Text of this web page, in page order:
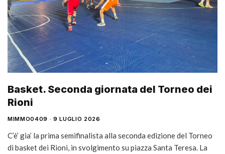
Basket. Seconda giornata del Torneo dei
Rioni
MIMMO0409 9 LUGLIO 2026
C’è’ gia’ la prima semifinalista alla seconda edizione del Torneo
di basket dei Rioni, in svolgimento su piazza Santa Teresa. La